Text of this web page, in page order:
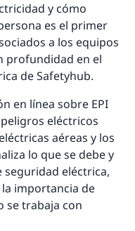
y cómo
es el primer
a los equipos
profundidad en el
de Safetyhub.
en línea sobre EPI
eléctricos
aéreas y los
lo que se debe y
seguridad eléctrica,
importancia de
se trabaja con